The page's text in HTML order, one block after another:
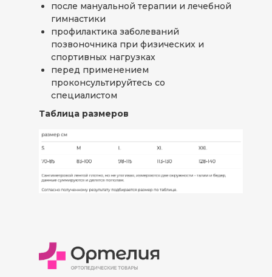
после мануальной терапии и лечебной
гимнастики
профилактика заболеваний
позвоночника при физических и
спортивных нагрузках
перед применением
проконсультируйтесь со
специалистом
Таблица размеров